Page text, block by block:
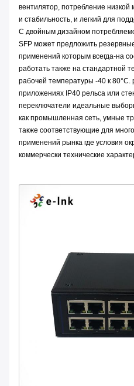
вентилятор, потребление
и стабильность, и легкий для
С двойным дизайном
SFP может предложить
применений которым всегда-на
работать также на стандартной
рабочей температуры -40 к 80°C.
приложениях IP40 рельса или
переключатели идеальные
как промышленная сеть, умные
также соответствующие для
применений рынка где условия
коммерчески технические